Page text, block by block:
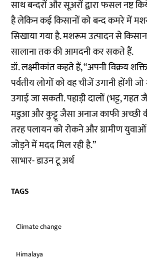
साथ बन्दरों और सूअरों द्वारा फसल नष्ट
है लेकिन कई किसानों को बन्द कमरे में
सिखाया गया है. मशरूम उत्पादन से
सालाना तक की आमदनी कर सकते हैं.
डॉ. लक्ष्मीकांत कहते हैं, “अपनी विक्रय
पर्वतीय लोगों को वह चीजें उगानी होंगी जो
उगाई जा सकती. पहाड़ी दालों (भट्ट, गहत
मडुआ और कुट्टू जैसा अनाज काफी अच्छी
तरह पलायन को रोकने और ग्रामीण
जोड़ने में मदद मिल रही है.”
साभार-डाउन टू अर्थ
TAGS
Climate change
Himalaya